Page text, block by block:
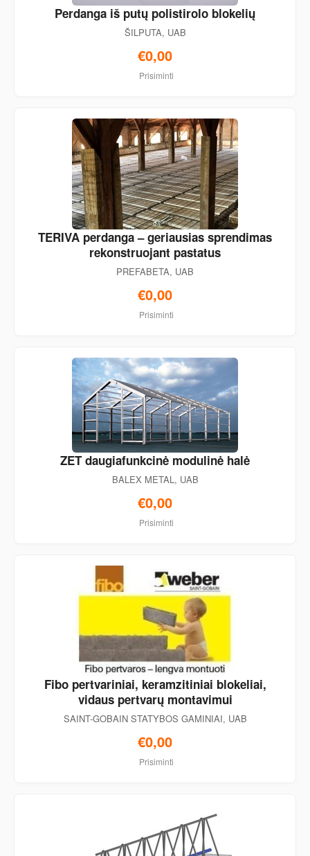
Perdanga iš putų polistirolo blokelių
ŠILPUTA, UAB
€0,00
Prisiminti
TERIVA perdanga – geriausias sprendimas
rekonstruojant pastatus
PREFABETA, UAB
€0,00
Prisiminti
ZET daugiafunkcinė modulinė halė
BALEX METAL, UAB
€0,00
Prisiminti
Fibo pertvariniai, keramzitiniai blokeliai,
vidaus pertvarų montavimui
SAINT-GOBAIN STATYBOS GAMINIAI, UAB
€0,00
Prisiminti